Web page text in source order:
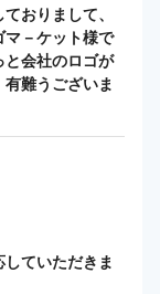
おりまして、
－ケット様で
と会社のロゴが
難うございま
ていただきま